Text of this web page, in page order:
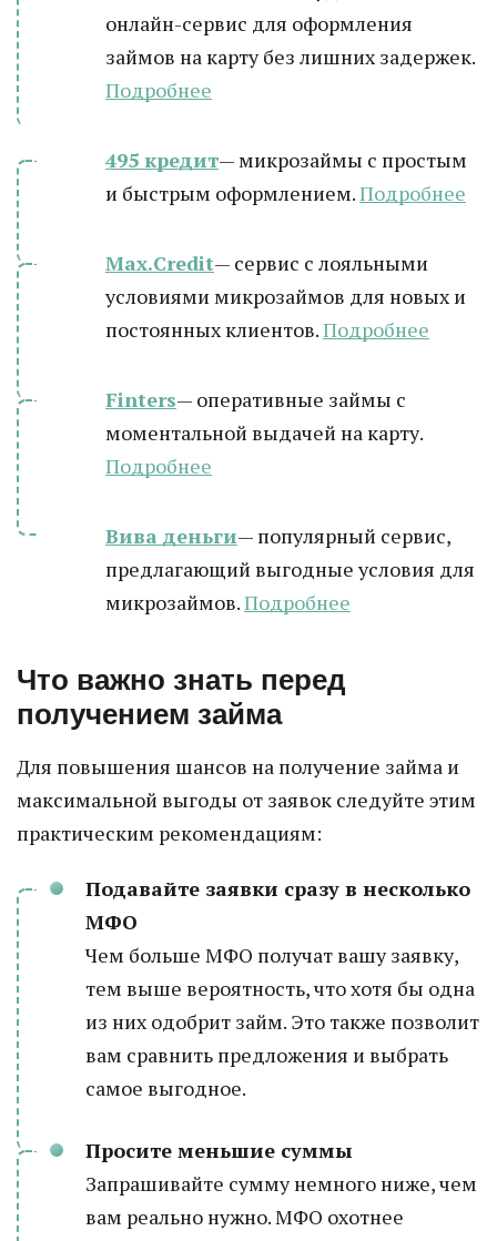
онлайн-сервис для оформления
займов на карту без лишних задержек.
Подробнее
495 кредит— микрозаймы с простым
и быстрым оформлением.Подробнее
Max.Credit— сервис с лояльными
условиями микрозаймов для новых и
постоянных клиентов.Подробнее
Finters— оперативные займы с
моментальной выдачей на карту.
Подробнее
Вива деньги— популярный сервис,
предлагающий выгодные условия для
микрозаймов.Подробнее
Что важно знать перед
получением займа
Для повышения шансов на получение займа и
максимальной выгоды от заявок следуйте этим
практическим рекомендациям:
Подавайте заявки сразу в несколько
МФО
Чем больше МФО получат вашу заявку,
тем выше вероятность, что хотя бы одна
из них одобрит займ. Это также позволит
вам сравнить предложения и выбрать
самое выгодное.
Просите меньшие суммы
Запрашивайте сумму немного ниже, чем
вам реально нужно. МФО охотнее